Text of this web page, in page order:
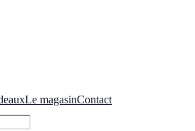
Le magasinContact